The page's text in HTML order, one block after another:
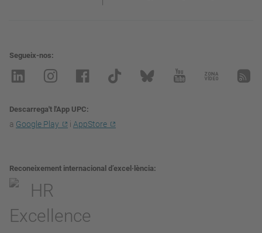
Segueix-nos
Descarrega't l'App UPC
a Google Play i AppStore
Reconeixement internacional d’excel·lència